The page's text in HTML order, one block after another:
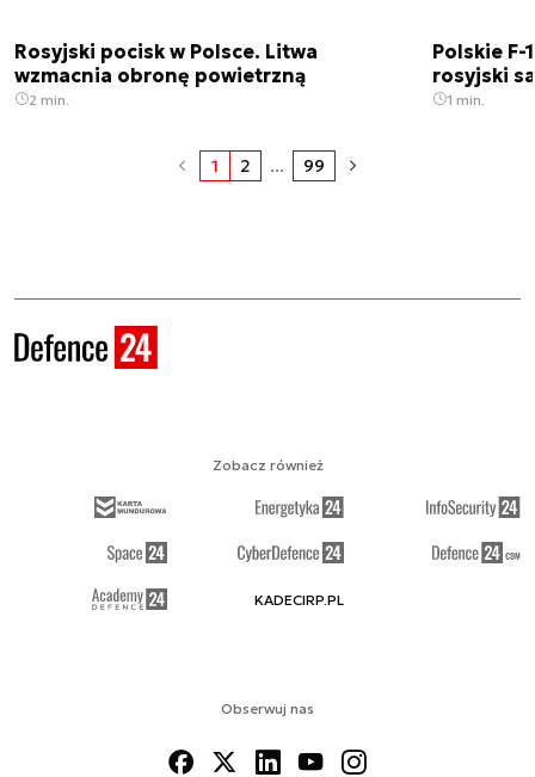
Rosyjski pocisk w Polsce. Litwa
wzmacnia obronę powietrzną
2 min.
Polskie F-
rosyjski
1 min.
1 2 ... 99
Obserwuj nas
Zobacz również
KADECIRP.PL